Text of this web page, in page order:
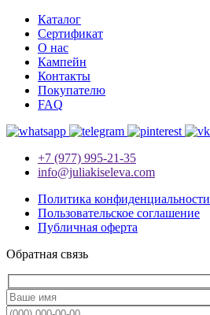
Каталог
Сертификат
О нас
Кампейн
Контакты
Покупателю
FAQ
+7 (977) 995-21-35
info@juliakiseleva.com
Политика конфиденциальности
Пользовательское соглашение
Публичная оферта
Обратная связь